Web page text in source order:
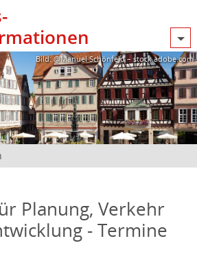
Bild: @Manuel Schönfeld – stock.adobe.com
Planung, Verkehr
- Termine